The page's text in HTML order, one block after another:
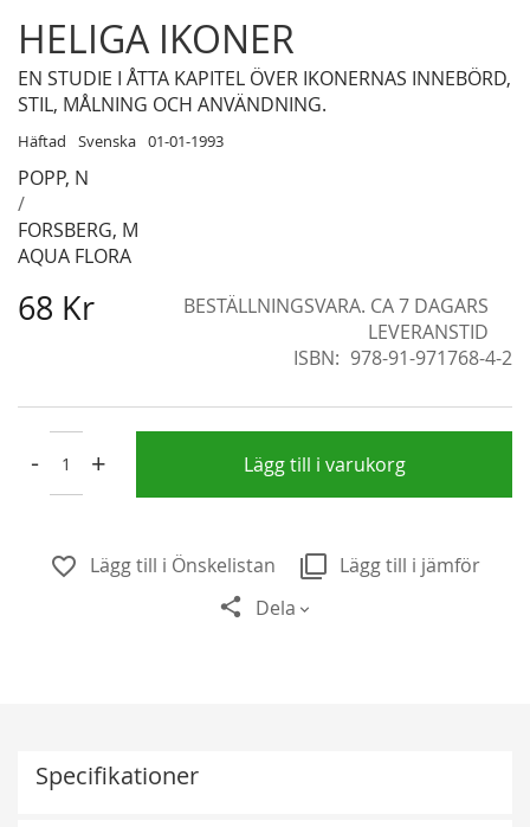
HELIGA IKONER
EN STUDIE I ÅTTA KAPITEL ÖVER IKONERNAS INNEBÖRD,
STIL, MÅLNING OCH ANVÄNDNING.
Häftad Svenska 01-01-1993
POPP, N
/
FORSBERG, M
AQUA FLORA
68 Kr
BESTÄLLNINGSVARA. CA 7 DAGARS
LEVERANSTID
ISBN
978-91-971768-4-2
- + Lägg till i varukorg
Lägg till i Önskelistan
Lägg till i jämför
Dela
Skip
to
the
beginning
the
images
gallery
Specifikationer